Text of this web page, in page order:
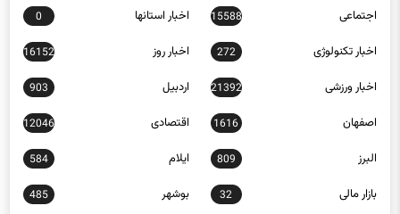
اخبار تکنولوژی 272 اخبار روز 16152
اخبار ورزشی 21392 اردبیل 903
اصفهان 1616 اقتصادی 12046
البرز 809
584
بازار مالی 32 بوشهر 485
بین الملل 9594 تبلیغات 54